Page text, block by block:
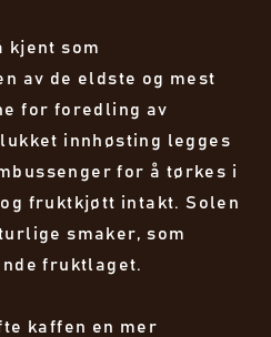
kjent som
av de eldste og mest
for foredling av
innhøsting legges
for å tørkes i
fruktkjøtt intakt. Solen
smaker, som
fruktlaget.
kaffen en mer